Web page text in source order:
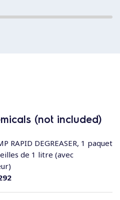
(not included)
RAPID DEGREASER, 1 paquet
de 1 litre (avec